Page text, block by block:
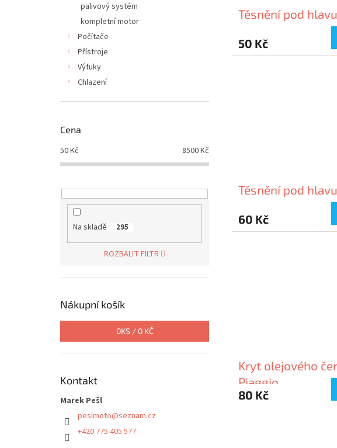
palivový systém
kompletní motor
Počítače
Přístroje
Výfuky
Chlazení
Cena
50Kč 8500Kč
Na skladě 295
ROZBALIT FILTR
Nákupní košík
0KS / 0 KČ
Kontakt
Marek Pešl
peslmoto@seznam.cz
+420 775 405 577
Těsnění pod
50 Kč
Těsnění pod
60 Kč
Kryt olejového
Piaggio
80 Kč